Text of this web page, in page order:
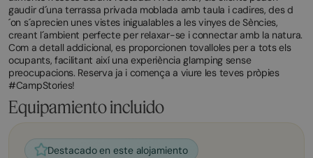
gaudir d´una terrassa privada moblada amb taula i cadires, des d
´on s´aprecien unes vistes inigualables a les vinyes de Sències,
creant l´ambient perfecte per relaxar-se i connectar amb la natura.
Com a detall addicional, es proporcionen tovalloles per a tots els
ocupants, facilitant així una experiència glamping sense
preocupacions. Reserva ja i comença a viure les teves pròpies
#CampStories!
Equipamiento incluido
Destacado en este alojamiento